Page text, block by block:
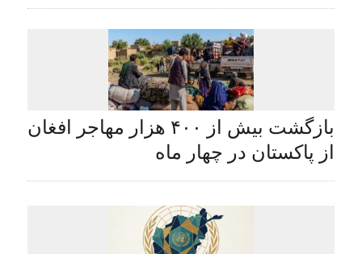
بازگشت بیش از ۴۰۰ هزار مهاجر افغان
از پاکستان در چهار ماه